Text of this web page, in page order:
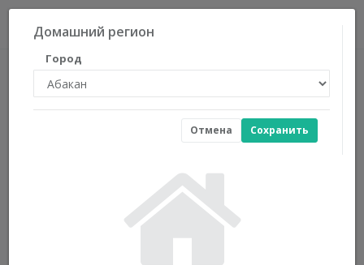
Домашний регион
Город
Сохранить
Отмена